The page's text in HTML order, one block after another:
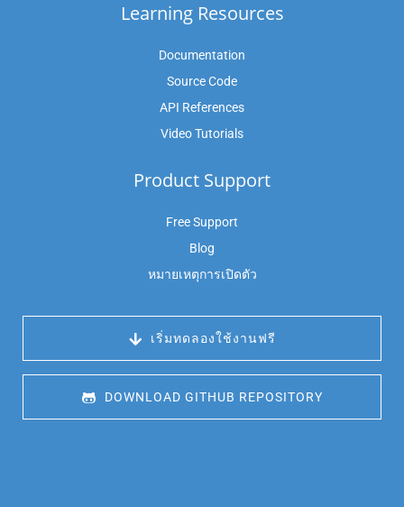
Learning Resources
Documentation
Source Code
API References
Video Tutorials
Product Support
Free Support
Blog
หมายเหตุการเปิดตัว
เริ่มทดลองใช้งานฟรี
DOWNLOAD GITHUB REPOSITORY